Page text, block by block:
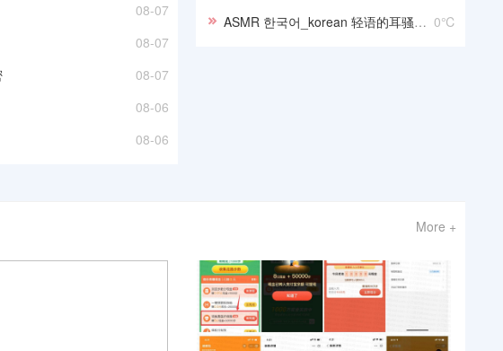
08-07
08-07
08-07
08-06
08-06
0℃
ASMR 한국어_korean 轻语的耳骚助眠
More +